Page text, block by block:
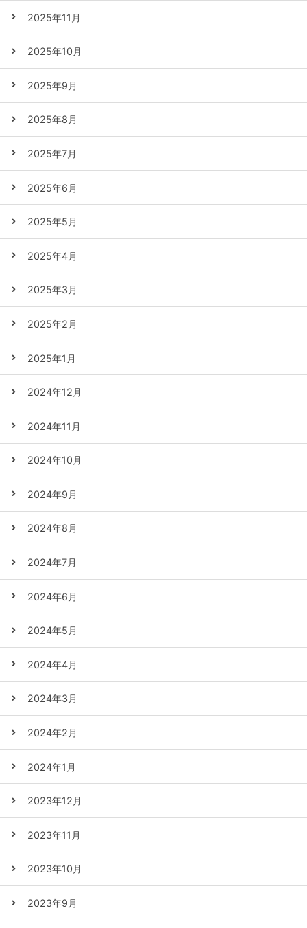
2025年11月
2025年10月
2025年9月
2025年8月
2025年7月
2025年6月
2025年5月
2025年4月
2025年3月
2025年2月
2025年1月
2024年12月
2024年11月
2024年10月
2024年9月
2024年8月
2024年7月
2024年6月
2024年5月
2024年4月
2024年3月
2024年2月
2024年1月
2023年12月
2023年11月
2023年10月
2023年9月